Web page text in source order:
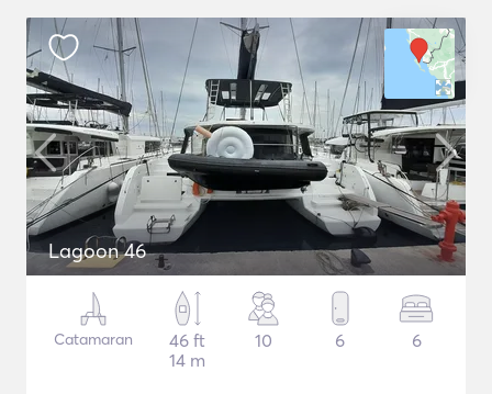
Lagoon 46
Catamaran
46 ft
14 m
10 6 6